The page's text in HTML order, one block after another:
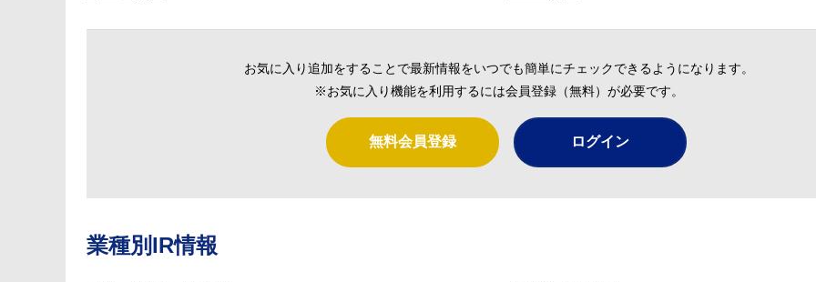
お気に入り追加をすることで最新情報をいつでも簡単にチェックできるようになります。
※お気に入り機能を利用するには会員登録（無料）が必要です。
無料会員登録 ログイン
業種別IR情報